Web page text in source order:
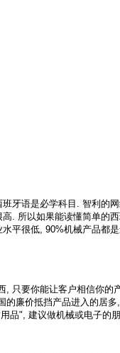
班牙语是必学科目. 智利的
. 所以如果能读懂简单的
平很低, 90%机械产品都
, 只要你能让客户相信你
的廉价抵挡产品进入的居
品", 建议做机械或电子的